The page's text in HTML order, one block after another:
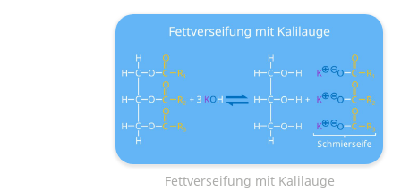
Fettverseifung mit Kalilauge